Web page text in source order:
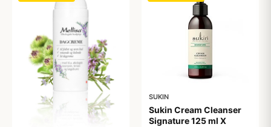
SUKIN
Sukin Cream Cleanser
Signature 125 ml X